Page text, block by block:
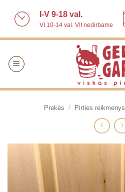
I-V 9-18 val.
VI 10-14 val. VII nedirbame
Prekės / Pirties reikmenys